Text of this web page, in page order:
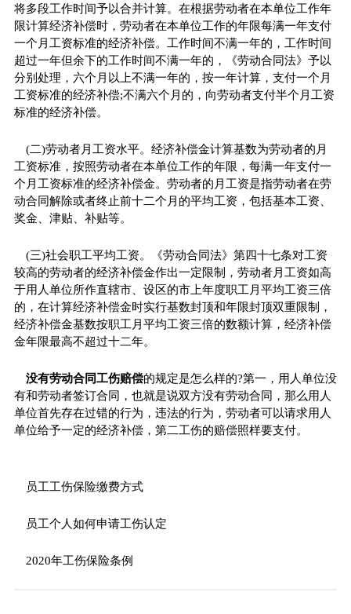
将多段工作时间予以合并计算。在根据劳动者在本单位工作年
限计算经济补偿时，劳动者在本单位工作的年限每满一年支付
一个月工资标准的经济补偿。工作时间不满一年的，工作时间
超过一年但余下的工作时间不满一年的，《劳动合同法》予以
分别处理，六个月以上不满一年的，按一年计算，支付一个月
工资标准的经济补偿;不满六个月的，向劳动者支付半个月工资
标准的经济补偿。
(二)劳动者月工资水平。经济补偿金计算基数为劳动者的月
工资标准，按照劳动者在本单位工作的年限，每满一年支付一
个月工资标准的经济补偿金。劳动者的月工资是指劳动者在劳
动合同解除或者终止前十二个月的平均工资，包括基本工资、
奖金、津贴、补贴等。
(三)社会职工平均工资。《劳动合同法》第四十七条对工资
较高的劳动者的经济补偿金作出一定限制，劳动者月工资如高
于用人单位所作直辖市、设区的市上年度职工月平均工资三倍
的，在计算经济补偿金时实行基数封顶和年限封顶双重限制，
经济补偿金基数按职工月平均工资三倍的数额计算，经济补偿
金年限最高不超过十二年。
没有劳动合同工伤赔偿的规定是怎么样的?第一，用人单位没
有和劳动者签订合同，也就是说双方没有劳动合同，那么用人
单位首先存在过错的行为，违法的行为，劳动者可以请求用人
单位给予一定的经济补偿，第二工伤的赔偿照样要支付。
员工工伤保险缴费方式
员工个人如何申请工伤认定
2020年工伤保险条例